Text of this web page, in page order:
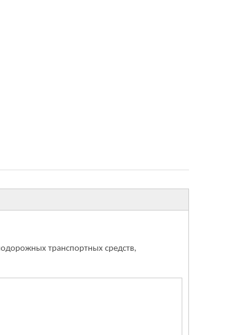
транспортных средств,